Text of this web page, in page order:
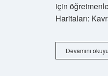
için
Haritaları:
Devamını